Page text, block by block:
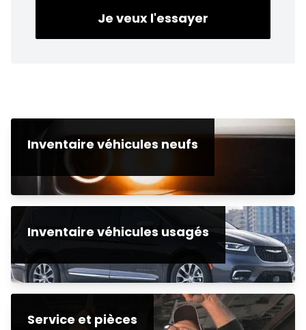
Je veux l'essayer
Inventaire véhicules neufs
Inventaire véhicules usagés
Service et pièces